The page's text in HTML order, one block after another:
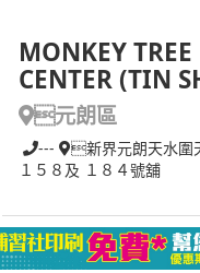
MONKEY
CENTER (TIN
元朗區
---
新界元朗天水圍
１５８及 １８４號舖